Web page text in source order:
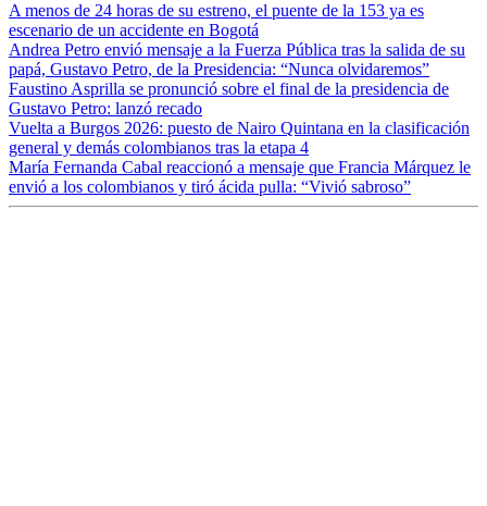
A menos de 24 horas de su estreno, el puente de la 153 ya es
escenario de un accidente en Bogotá
Andrea Petro envió mensaje a la Fuerza Pública tras la salida de su
papá, Gustavo Petro, de la Presidencia: “Nunca olvidaremos”
Faustino Asprilla se pronunció sobre el final de la presidencia de
Gustavo Petro: lanzó recado
Vuelta a Burgos 2026: puesto de Nairo Quintana en la clasificación
general y demás colombianos tras la etapa 4
María Fernanda Cabal reaccionó a mensaje que Francia Márquez le
envió a los colombianos y tiró ácida pulla: “Vivió sabroso”